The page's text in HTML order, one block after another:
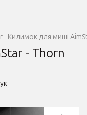
Килимок для миші
- Thorn